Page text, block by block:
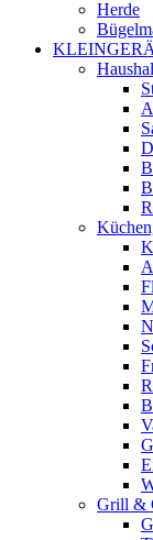
Herde
Grill &